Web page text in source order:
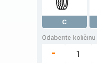
C
Odaberite količinu
-